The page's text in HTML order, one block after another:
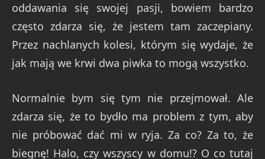
oddawania się swojej pasji, bowiem bardzo
często zdarza się, że jestem tam zaczepiany.
Przez nachlanych kolesi, którym się wydaje, że
jak mają we krwi dwa piwka to mogą wszystko.
Normalnie bym się tym nie przejmował. Ale
zdarza się, że to bydło ma problem z tym, aby
nie próbować dać mi w ryja. Za co? Za to, że
biegnę! Halo, czy wszyscy w domu!? O co tutaj